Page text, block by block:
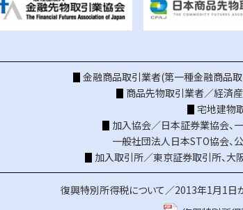
金融商品取引業者(第一種金融商品
商品先物取引業者／経済
宅地建物
加入協会／日本証券業協会、
一般社団法人日本STO協会、
加入取引所／東京証券取引所、大
復興特別所得税について／2013年1月1日